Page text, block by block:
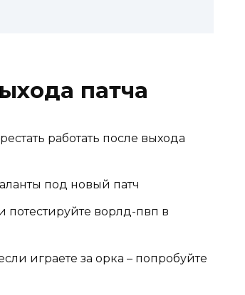
патча
работать после выхода
под новый патч
потестируйте ворлд-пвп в
играете за орка – попробуйте